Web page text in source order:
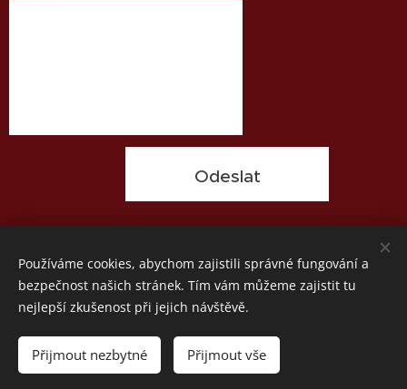
Odeslat
© 2022 Originální dovolená. Všechna práva vyhrazena.
Vytvořeno službou Webnode
Používáme cookies, abychom zajistili správné fungování a
bezpečnost našich stránek. Tím vám můžeme zajistit tu
nejlepší zkušenost při jejich návštěvě.
Přijmout nezbytné Přijmout vše